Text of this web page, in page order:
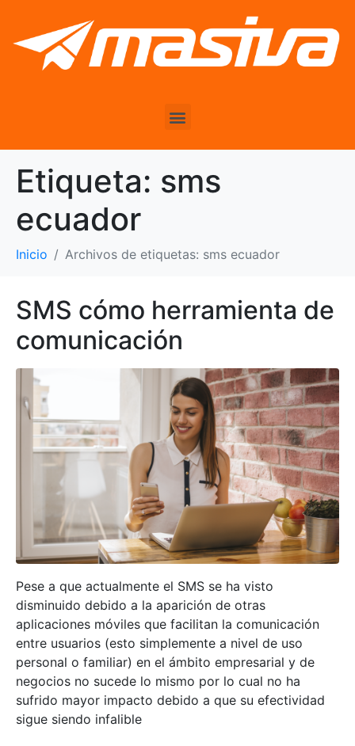
Etiqueta: sms
ecuador
Inicio Archivos de etiquetas: sms ecuador
SMS cómo herramienta de
comunicación
Pese a que actualmente el SMS se ha visto
disminuido debido a la aparición de otras
aplicaciones móviles que facilitan la comunicación
entre usuarios (esto simplemente a nivel de uso
personal o familiar) en el ámbito empresarial y de
negocios no sucede lo mismo por lo cual no ha
sufrido mayor impacto debido a que su efectividad
sigue siendo infalible